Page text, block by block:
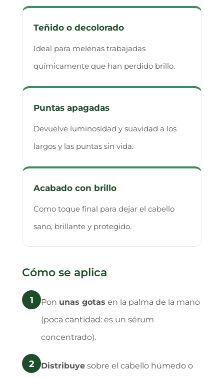
Teñido o decolorado
Ideal para melenas trabajadas
químicamente que han perdido brillo.
Puntas apagadas
Devuelve luminosidad y suavidad a los
largos y las puntas sin vida.
Acabado con brillo
Como toque final para dejar el cabello
sano, brillante y protegido.
Cómo se aplica
1 Pon unas gotas en la palma de la mano
(poca cantidad: es un sérum
concentrado).
2 Distribuye sobre el cabello húmedo o